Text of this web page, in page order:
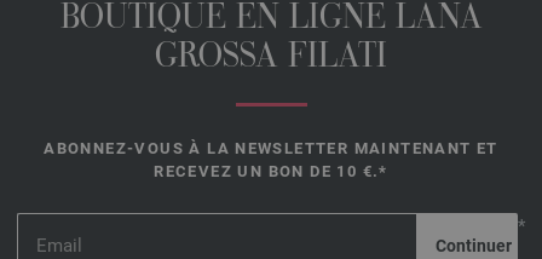
BOUTIQUE EN LIGNE LANA
GROSSA FILATI
ABONNEZ-VOUS À LA NEWSLETTER MAINTENANT ET
RECEVEZ UN BON DE 10 €.*
*